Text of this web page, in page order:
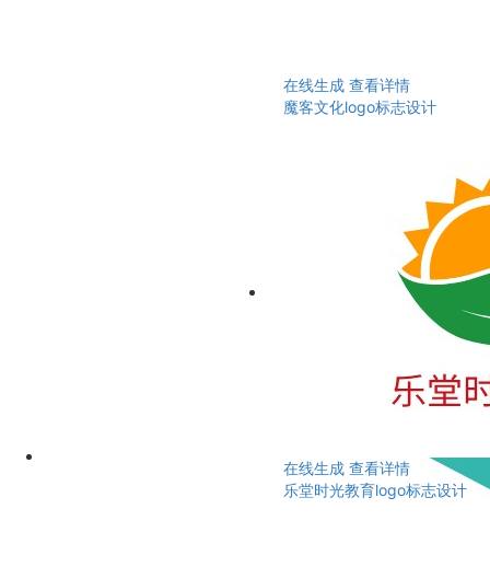
在线生成 查看详情
魔客文化logo标志设计
在线生成 查看详情
乐堂时光教育logo标志设计